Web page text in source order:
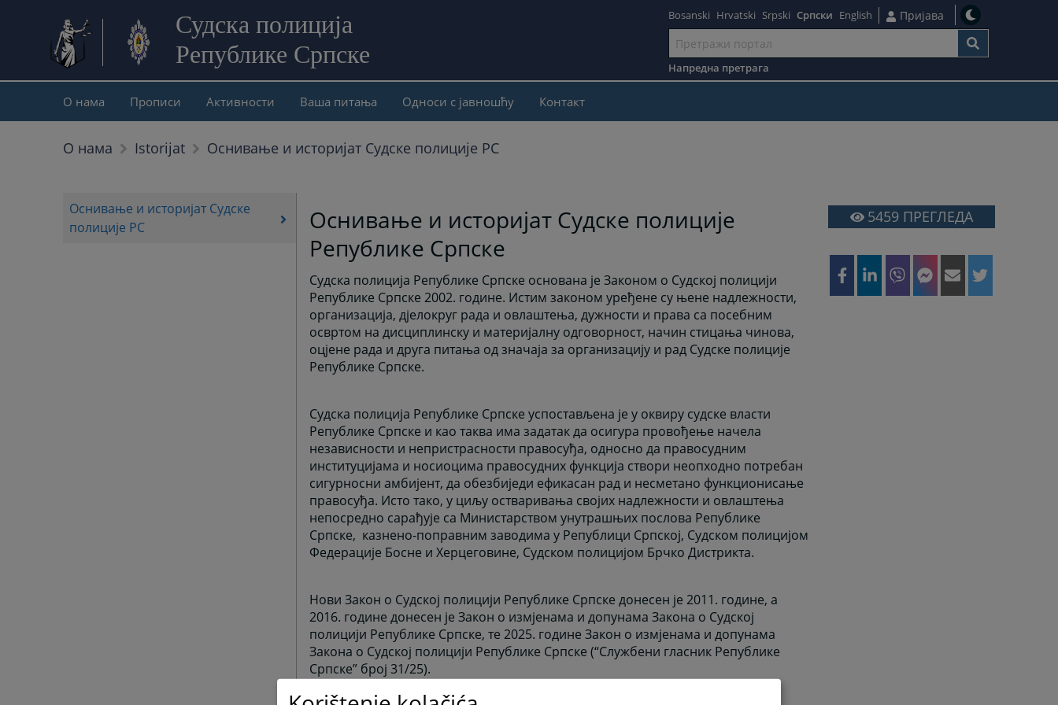
Судска полиција
Републике Српске
садржај
Bosanski Hrvatski Srpski Српски English Пријава
Напредна претрага
О нама Прописи Активности Ваша питања Односи с јавношћу Контакт
О нама Istorijat Оснивање и историјат Судске полиције РС
Оснивање и историјат Судске
полиције РС
Оснивање и историјат Судске полиције
Републике Српске
Судска полиција Републике Српске основана је Законом о Судској полицији
Републике Српске 2002. године. Истим законом уређене су њене надлежности,
организација, дјелокруг рада и овлаштења, дужности и права са посебним
освртом на дисциплинску и материјалну одговорност, начин стицања чинова,
оцјене рада и друга питања од значаја за организацију и рад Судске полиције
Републике Српске.
Судска полиција Републике Српске успостављена је у оквиру судске власти
Републике Српске и као таква има задатак да осигура провођење начела
независности и непристрасности правосуђа, односно да правосудним
институцијама и носиоцима правосудних функција створи неопходно потребан
сигурносни амбијент, да обезбиједи ефикасан рад и несметано функционисање
правосуђа. Исто тако, у циљу остваривања својих надлежности и овлаштења
непосредно сарађује са Министарством унутрашњих послова Републике
Српске, казнено-поправним заводима у Републици Српској, Судском полицијом
Федерације Босне и Херцеговине, Судском полицијом Брчко Дистрикта.
Нови Закон о Судској полицији Републике Српске донесен је 2011. године, а
2016. године донесен је Закон о измјенама и допунама Закона о Судској
полицији Републике Српске, те 2025. године Закон о измјенама и допунама
Закона о Судској полицији Републике Српске (“Службени гласник Републике
Српске” број 31/25).
5459 ПРЕГЛЕДА